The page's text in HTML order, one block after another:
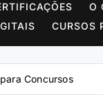
O
CURSOS
Concursos